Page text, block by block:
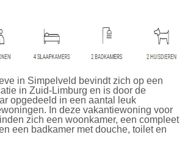
in Simpelveld bevindt zich op een
in Zuid-Limburg en is door de
opgedeeld in een aantal leuk
In deze vakantiewoning voor
zich een woonkamer, een compleet
een badkamer met douche, toilet en